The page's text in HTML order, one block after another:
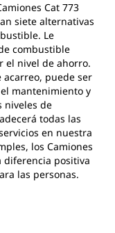
Cat 773
siete alternativas
Le
combustible
el nivel de ahorro.
acarreo, puede ser
mantenimiento y
niveles de
todas las
en nuestra
los Camiones
diferencia positiva
las personas.